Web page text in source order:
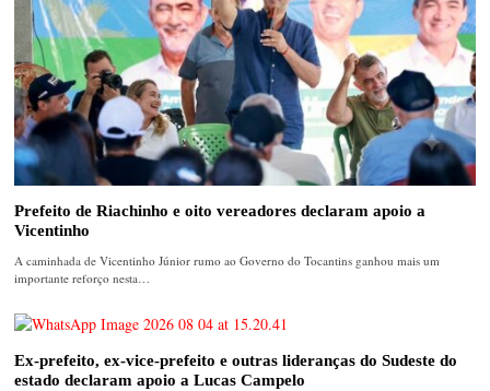
Prefeito de Riachinho e oito vereadores declaram apoio a
Vicentinho
A caminhada de Vicentinho Júnior rumo ao Governo do Tocantins ganhou mais um
importante reforço nesta…
Ex-prefeito, ex-vice-prefeito e outras lideranças do Sudeste do
estado declaram apoio a Lucas Campelo